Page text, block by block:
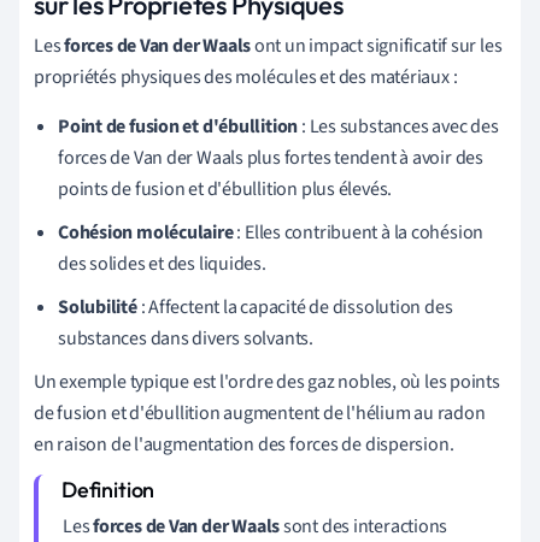
Lesforces de Van der Waalsont un impact significatif sur les
propriétés physiques des molécules et des matériaux :
Point de fusion et d'ébullition: Les substances avec des
forces de Van der Waals plus fortes tendent à avoir des
points de fusion et d'ébullition plus élevés.
Cohésion moléculaire: Elles contribuent à la cohésion
des solides et des liquides.
Solubilité: Affectent la capacité de dissolution des
substances dans divers solvants.
Un exemple typique est l'ordre des gaz nobles, où les points
de fusion et d'ébullition augmentent de l'hélium au radon
en raison de l'augmentation des forces de dispersion.
Lesforces de Van der Waalssont des interactions